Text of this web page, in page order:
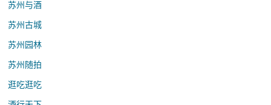
苏州与酒
苏州古城
苏州园林
苏州随拍
逛吃逛吃